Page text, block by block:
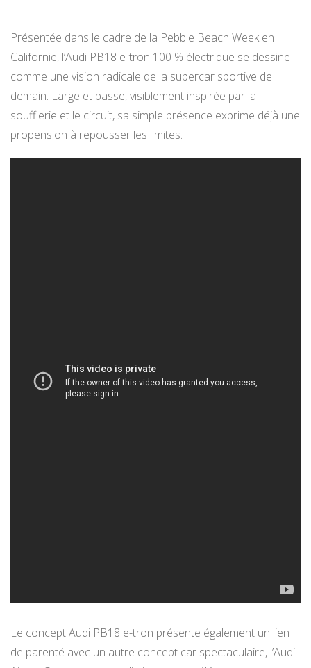
Présentée dans le cadre de la Pebble Beach Week en
Californie, l’Audi PB18 e-tron 100 % électrique se dessine
comme une vision radicale de la supercar sportive de
demain. Large et basse, visiblement inspirée par la
soufflerie et le circuit, sa simple présence exprime déjà une
propension à repousser les limites.
Le concept Audi PB18 e-tron présente également un lien
de parenté avec un autre concept car spectaculaire, l’Audi